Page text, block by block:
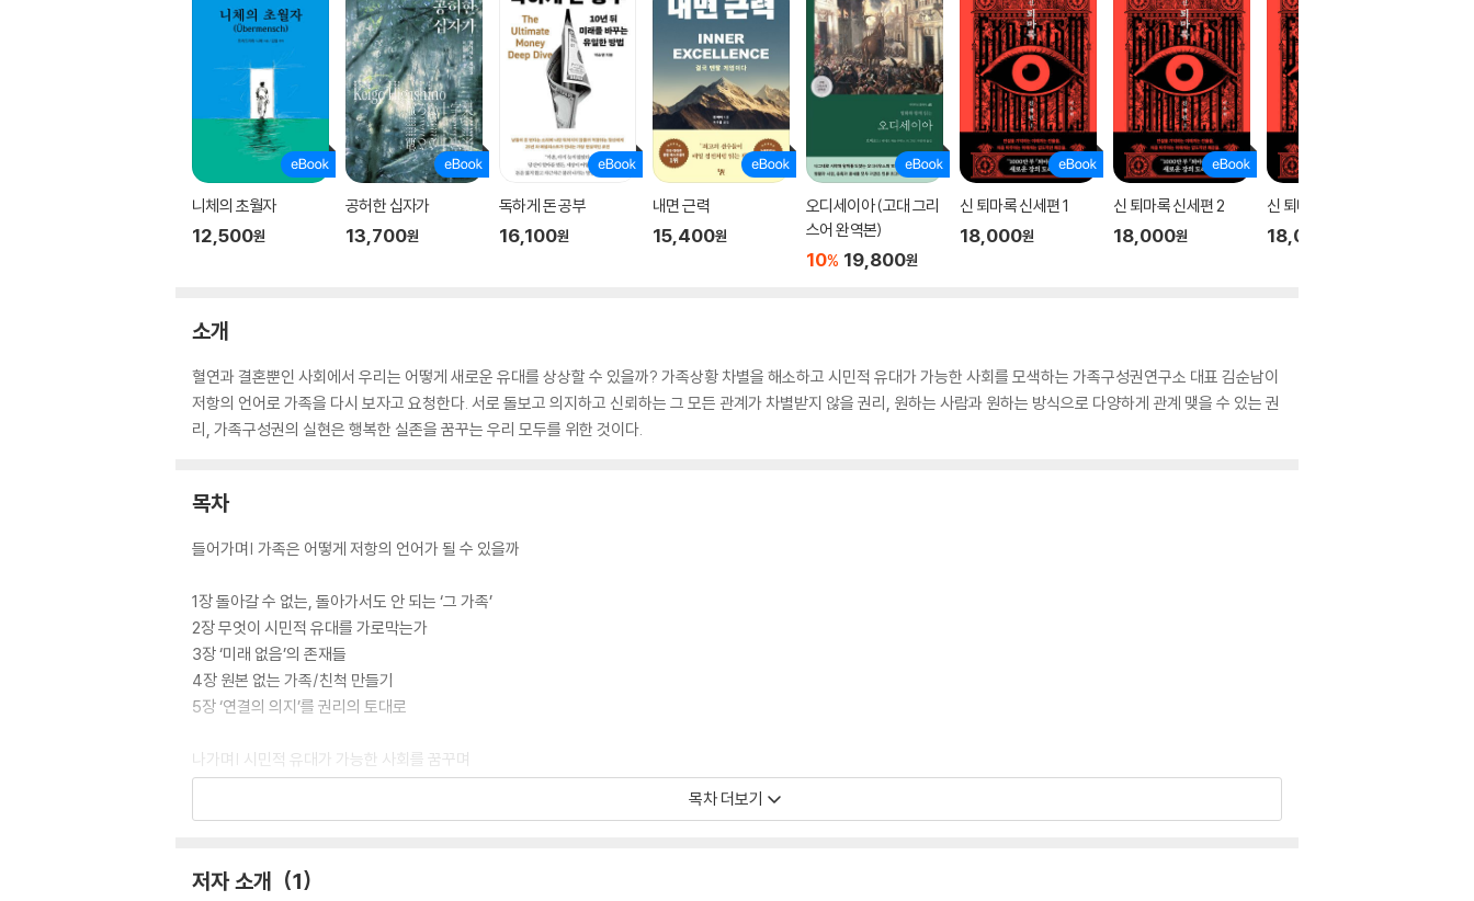
니체의 초월자
12,500원
공허한 십자가
13,700원
독하게 돈 공부
16,100원
내면 근력
15,400원
오디세이아 (고대 그리
스어 완역본)
10% 19,800원
신 퇴마록 신세편 1
18,000원
신 퇴마록 신세편 2
18,000원
신 퇴마록 신세편 3
18,000
소개
혈연과 결혼뿐인 사회에서 우리는 어떻게 새로운 유대를 상상할 수 있을까? 가족상황 차별을 해소하고 시민적 유대가 가능한 사회를 모색하는 가족구성권연구소 대표 김순남이
저항의 언어로 가족을 다시 보자고 요청한다. 서로 돌보고 의지하고 신뢰하는 그 모든 관계가 차별받지 않을 권리, 원하는 사람과 원하는 방식으로 다양하게 관계 맺을 수 있는 권
리, 가족구성권의 실현은 행복한 실존을 꿈꾸는 우리 모두를 위한 것이다.
목차
들어가며| 가족은 어떻게 저항의 언어가 될 수 있을까
1장 돌아갈 수 없는, 돌아가서도 안 되는 ‘그 가족’
2장 무엇이 시민적 유대를 가로막는가
3장 ‘미래 없음’의 존재들
4장 원본 없는 가족/친척 만들기
5장 ‘연결의 의지’를 권리의 토대로
나가며| 시민적 유대가 가능한 사회를 꿈꾸며
감사의 말
목차 더보기
저자 소개 1